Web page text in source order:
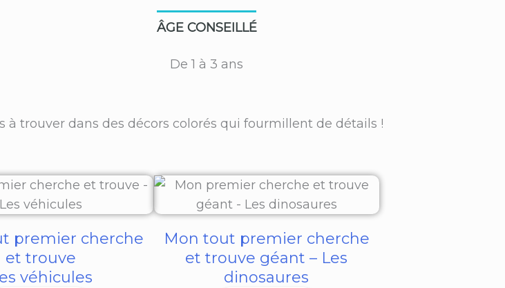
ÂGE CONSEILLÉ
De 1 à 3 ans
à trouver dans des décors colorés qui fourmillent de détails !
premier cherche
et trouve
véhicules
Mon tout premier cherche
et trouve géant – Les
dinosaures